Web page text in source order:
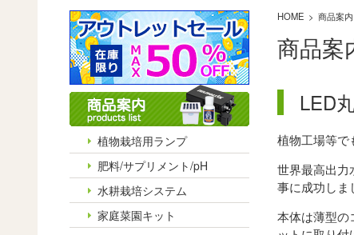
植物栽培用ランプ
肥料/サプリメント/pH
水耕栽培システム
家庭菜園キット
HOME 商品案内
商品案
LED
植物工場等で
世界最高出力
事に成功しま
本体は薄型の